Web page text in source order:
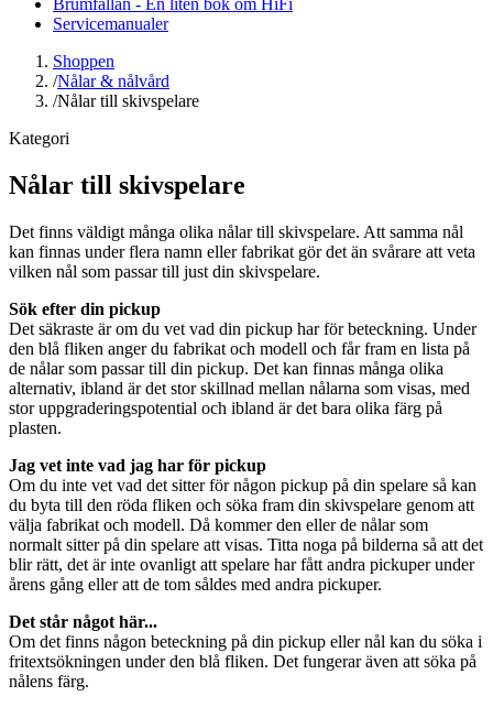
Servicemanualer
Shoppen
/Nålar & nålvård
/Nålar till skivspelare
Kategori
Nålar till skivspelare
Det finns väldigt många olika nålar till skivspelare. Att samma nål
kan finnas under flera namn eller fabrikat gör det än svårare att veta
vilken nål som passar till just din skivspelare.
Sök efter din pickup
Det säkraste är om du vet vad din pickup har för beteckning. Under
den blå fliken anger du fabrikat och modell och får fram en lista på
de nålar som passar till din pickup. Det kan finnas många olika
alternativ, ibland är det stor skillnad mellan nålarna som visas, med
stor uppgraderingspotential och ibland är det bara olika färg på
plasten.
Jag vet inte vad jag har för pickup
Om du inte vet vad det sitter för någon pickup på din spelare så kan
du byta till den röda fliken och söka fram din skivspelare genom att
välja fabrikat och modell. Då kommer den eller de nålar som
normalt sitter på din spelare att visas. Titta noga på bilderna så att det
blir rätt, det är inte ovanligt att spelare har fått andra pickuper under
årens gång eller att de tom såldes med andra pickuper.
Det står något här...
Om det finns någon beteckning på din pickup eller nål kan du söka i
fritextsökningen under den blå fliken. Det fungerar även att söka på
nålens färg.